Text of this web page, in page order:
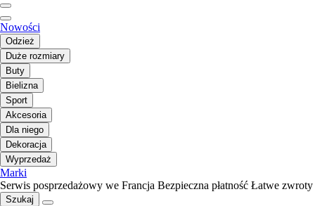
Nowości
Odzież
Duże rozmiary
Buty
Bielizna
Sport
Akcesoria
Dla niego
Dekoracja
Wyprzedaż
Marki
Serwis posprzedażowy we Francja Bezpieczna płatność Łatwe zwroty
Szukaj